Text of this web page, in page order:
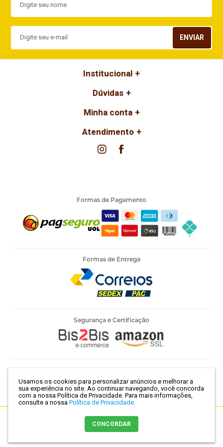
Usamos os cookies para personalizar anúncios e melhorar a
sua experiência no site. Ao continuar navegando, você concorda
com a nossa Política de Privacidade. Para mais informações,
consulte a nossa Política de Privacidade.
CONCORDAR
ENVIAR
Institucional
Dúvidas
Minha conta
Atendimento
Formas de Pagamento
Formas de Entrega
Segurança e Certificação
Março, 786 - Centro | São Paulo-SP | CEP 01021-100
com a melhor empresa de e-commerce do
Brasil.